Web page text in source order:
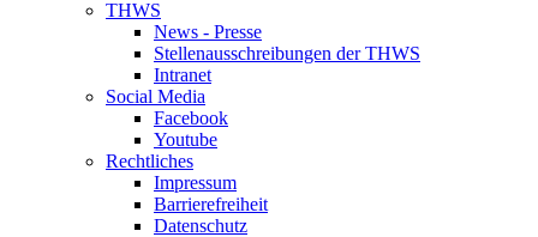
THWS
News - Presse
Stellenausschreibungen der THWS
Intranet
Social Media
Facebook
Youtube
Rechtliches
Impressum
Barrierefreiheit
Datenschutz